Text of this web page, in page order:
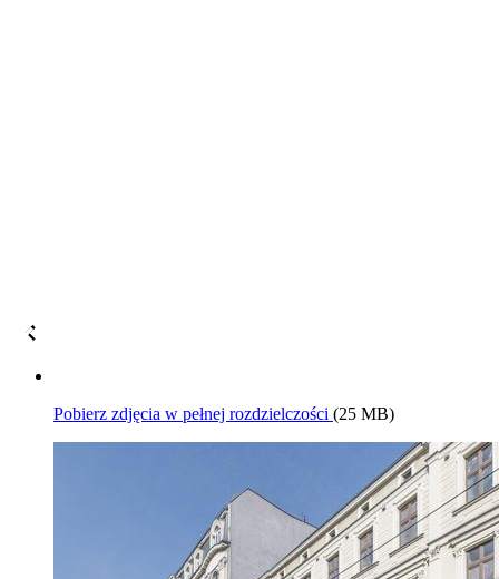
Pobierz zdjęcia w pełnej rozdzielczości (25 MB)